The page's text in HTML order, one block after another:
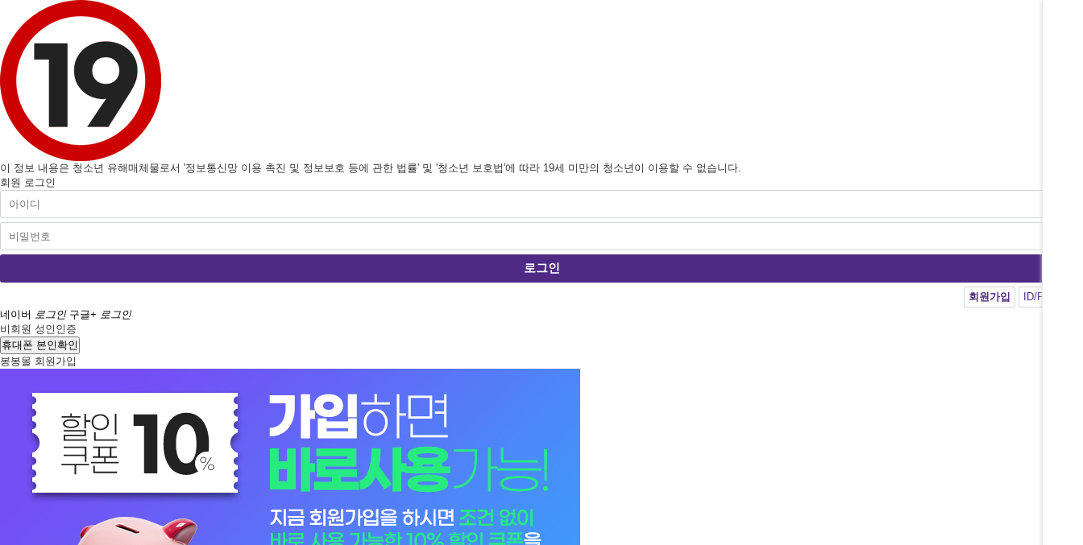
이 정보 내용은 청소년 유해매체물로서 '정보통신망 이용 촉진 및 정보보호 등에 관한 법률' 및 '청소년 보호법'에 따라 19세 미만의 청소년이 이용할 수 없습니다.
회원 로그인
회원가입
ID/PW 찾기
네이버 로그인 구글+ 로그인
비회원 성인인증
휴대폰 본인확인
봉봉몰 회원가입